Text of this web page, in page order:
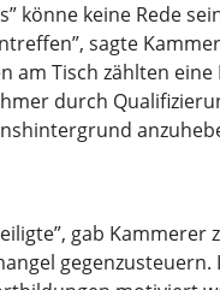
könne keine Rede
sagte
Tisch zählten eine
durch
gab Kammerer
gegenzusteuern.